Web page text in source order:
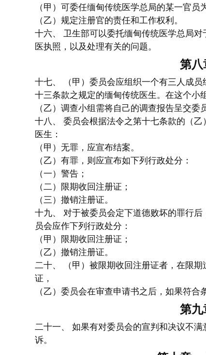
（甲）可委任缅甸传统医学总局的某一官员
（乙）规定注册官的责任和工作权利。
十六、 卫生部可以委托缅甸传统医学总局
医执照，以及处理有关的问题。
第八
十七、 （甲）委员会应组织一个有三人成
十三条款之规定的缅甸传统医生。在这个小
（乙）调查小组需将自己的调查报告呈交委
十八、 委员会根据法令之第十七条款的（
医生：
（甲）无罪，应宣布结案。
（乙）有罪，则应宣布如下列行政处分：
（一）警告；
（二）限期收回注册证；
（三）撤销注册证。
十九、 对于被委员会定下道德败坏的罪行
员会应作下列行政处分：
（甲）限期收回注册证；
（乙）撤销注册证。
二十、 （甲）被限期收回注册证者，在限
证，
（乙）委员会在审查申请书之后，如果符合
第九
二十一、 如果有对委员会的宣判和决议不
诉。